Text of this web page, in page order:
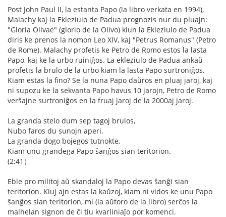
Post John Paul II, la estanta Papo (la libro verkata en 1994),
Malachy kaj la Ekleziulo de Padua prognozis nur du pluajn:
"Gloria Olivae" (glorio de la Olivo) kiun la Ekleziulo de Padua
diris ke prenos la nomon Leo XIV, kaj "Petrus Romanus" (Petro
de Rome). Malachy profetis ke Petro de Romo estos la lasta
Papo, kaj ke la urbo ruiniĝos. La ekleziulo de Padua ankaŭ
profetis la brulo de la urbo kiam la lasta Papo surtroniĝos.
Kiam estas la fino? Se la nuna Papo daŭros en pluaj jaroj, kaj
ni supozu ke la sekvanta Papo havus 10 jarojn, Petro de Romo
verŝajne surtroniĝos en la fruaj jaroj de la 2000aj jaroj.
La granda stelo dum sep tagoj brulos,
Nubo faros du sunojn aperi.
La granda dogo bojegos tutnokte,
Kiam unu grandega Papo ŝanĝos sian teritorion.
(2:41）
Eble pro militoj aŭ skandaloj la Papo devas ŝanĝi sian
teritorion. Kiuj ajn estas la kaŭzoj, kiam ni vidos ke unu Papo
ŝanĝos sian teritorion, mi (la aŭtoro de la libro) serĉos la
malhelan signon de ĉi tiu kvarliniaĵo por komenci.